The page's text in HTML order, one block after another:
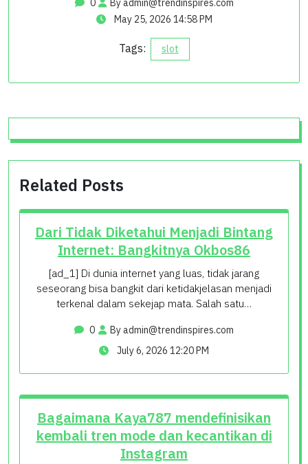
0 Byadmin@trendinspires.com
May 25, 2026 14:58 PM
Tags: slot
Related Posts
Dari Tidak Diketahui Menjadi Bintang
Internet: Bangkitnya Okbos86
[ad_1] Di dunia internet yang luas, tidak jarang
seseorang bisa bangkit dari ketidakjelasan menjadi
terkenal dalam sekejap mata. Salah satu…
0 Byadmin@trendinspires.com
July 6, 2026 12:20 PM
Bagaimana Kaya787 mendefinisikan
kembali tren mode dan kecantikan di
Instagram